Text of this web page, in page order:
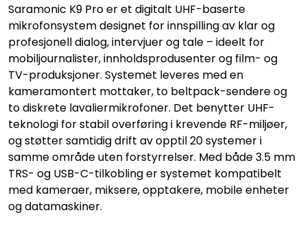
Saramonic K9 Pro er et digitalt UHF-baserte
mikrofonsystem designet for innspilling av klar og
profesjonell dialog, intervjuer og tale – ideelt for
mobiljournalister, innholdsprodusenter og film- og
TV-produksjoner. Systemet leveres med en
kameramontert mottaker, to beltpack-sendere og
to diskrete lavaliermikrofoner. Det benytter UHF-
teknologi for stabil overføring i krevende RF-miljøer,
og støtter samtidig drift av opptil 20 systemer i
samme område uten forstyrrelser. Med både 3.5 mm
TRS- og USB-C-tilkobling er systemet kompatibelt
med kameraer, miksere, opptakere, mobile enheter
og datamaskiner.